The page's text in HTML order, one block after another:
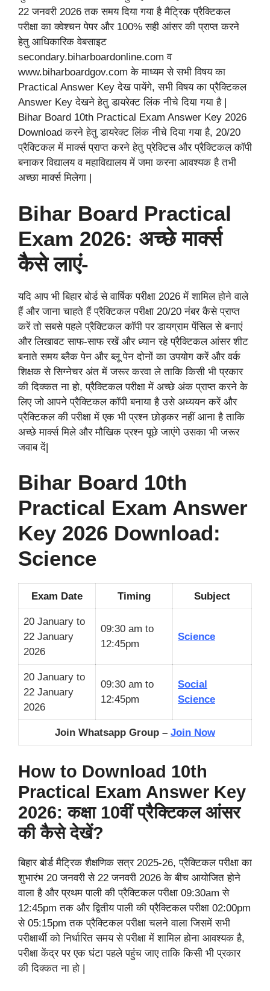
22 जनवरी 2026 तक समय दिया गया है मैट्रिक प्रैक्टिकल
परीक्षा का क्वेश्चन पेपर और 100% सही आंसर की प्राप्त करने
हेतु आधिकारिक वेबसाइट
secondary.biharboardonline.com व
www.biharboardgov.com के माध्यम से सभी विषय का
Practical Answer Key देख पायेंगे, सभी विषय का प्रैक्टिकल
Answer Key देखने हेतु डायरेक्ट लिंक नीचे दिया गया है |
Bihar Board 10th Practical Exam Answer Key 2026
Download करने हेतु डायरेक्ट लिंक नीचे दिया गया है, 20/20
प्रैक्टिकल में मार्क्स प्राप्त करने हेतु प्रेक्टिस और प्रैक्टिकल कॉपी
बनाकर विद्यालय व महाविद्यालय में जमा करना आवश्यक है तभी
अच्छा मार्क्स मिलेगा |
Bihar Board Practical
Exam 2026: अच्छे मार्क्स
कैसे लाएं-
यदि आप भी बिहार बोर्ड से वार्षिक परीक्षा 2026 में शामिल होने वाले
हैं और जाना चाहते हैं प्रैक्टिकल परीक्षा 20/20 नंबर कैसे प्राप्त
करें तो सबसे पहले प्रैक्टिकल कॉपी पर डायग्राम पेंसिल से बनाएं
और लिखावट साफ-साफ रखें और ध्यान रहे प्रैक्टिकल आंसर शीट
बनाते समय ब्लैक पेन और ब्लू पेन दोनों का उपयोग करें और वर्क
शिक्षक से सिग्नेचर अंत में जरूर करवा ले ताकि किसी भी प्रकार
की दिक्कत ना हो, प्रैक्टिकल परीक्षा में अच्छे अंक प्राप्त करने के
लिए जो आपने प्रैक्टिकल कॉपी बनाया है उसे अध्ययन करें और
प्रैक्टिकल की परीक्षा में एक भी प्रश्न छोड़कर नहीं आना है ताकि
अच्छे मार्क्स मिले और मौखिक प्रश्न पूछे जाएंगे उसका भी जरूर
जवाब दें|
Bihar Board 10th
Practical Exam Answer
Key 2026 Download:
Science
Exam Date Timing Subject
20 January to
22 January
2026
09:30 am to
12:45pm
Science
20 January to
22 January
2026
09:30 am to
12:45pm
Social
Science
Join Whatsapp Group – Join Now
How to Download 10th
Practical Exam Answer Key
2026: कक्षा 10वीं प्रैक्टिकल आंसर
की कैसे देखें?
बिहार बोर्ड मैट्रिक शैक्षणिक सत्र 2025-26, प्रैक्टिकल परीक्षा का
शुभारंभ 20 जनवरी से 22 जनवरी 2026 के बीच आयोजित होने
वाला है और प्रथम पाली की प्रैक्टिकल परीक्षा 09:30am से
12:45pm तक और द्वितीय पाली की प्रैक्टिकल परीक्षा 02:00pm
से 05:15pm तक प्रैक्टिकल परीक्षा चलने वाला जिसमें सभी
परीक्षार्थी को निर्धारित समय से परीक्षा में शामिल होना आवश्यक है,
परीक्षा केंद्र पर एक घंटा पहले पहुंच जाए ताकि किसी भी प्रकार
की दिक्कत ना हो |